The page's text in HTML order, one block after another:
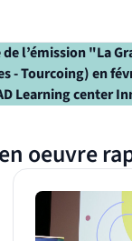
l’émission "La
- Tourcoing) en
Learning center
oeuvre